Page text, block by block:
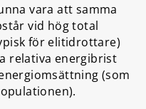
vara att samma
vid hög total
för elitidrottare)
relativa energibrist
(som